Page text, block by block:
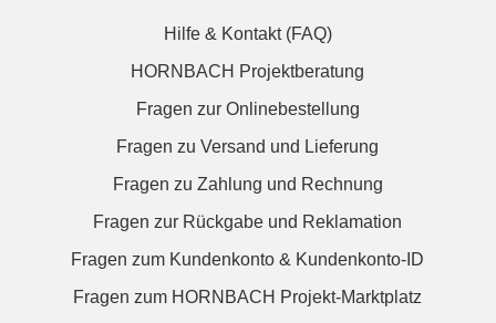
Hilfe & Kontakt (FAQ)
HORNBACH Projektberatung
Fragen zur Onlinebestellung
Fragen zu Versand und Lieferung
Fragen zu Zahlung und Rechnung
Fragen zur Rückgabe und Reklamation
Fragen zum Kundenkonto & Kundenkonto-ID
Fragen zum HORNBACH Projekt-Marktplatz